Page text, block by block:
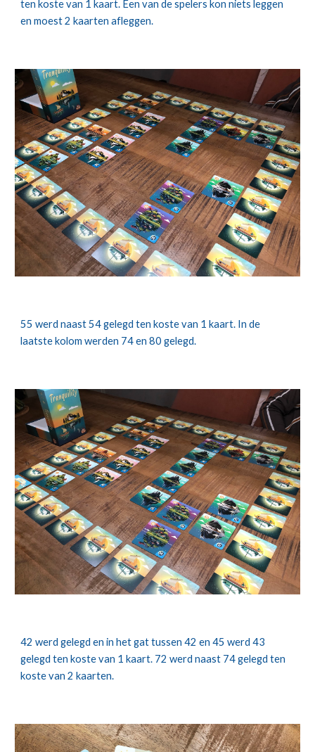
ten koste van 1 kaart. Een van de spelers kon niets leggen
en moest 2 kaarten afleggen.
55 werd naast 54 gelegd ten koste van 1 kaart. In de
laatste kolom werden 74 en 80 gelegd.
42 werd gelegd en in het gat tussen 42 en 45 werd 43
gelegd ten koste van 1 kaart. 72 werd naast 74 gelegd ten
koste van 2 kaarten.